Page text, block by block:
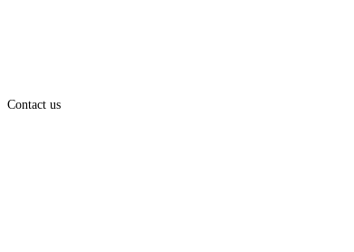
Contact us